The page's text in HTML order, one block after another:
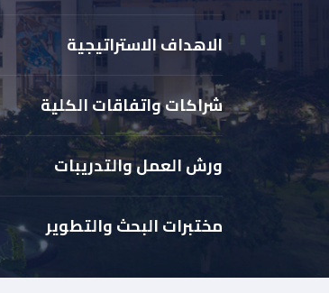
الاهداف الاستراتيجية
شراكات واتفاقات الكلية
ورش العمل والتدريبات
مختبرات البحث والتطوير